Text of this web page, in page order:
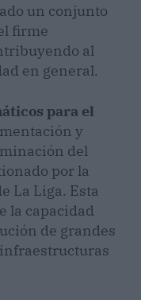
un conjunto
firme
al
en general.
para el
y
del
por la
La Liga. Esta
la capacidad
de grandes